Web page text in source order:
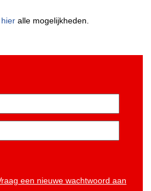
hier alle mogelijkheden.
een nieuwe wachtwoord aan